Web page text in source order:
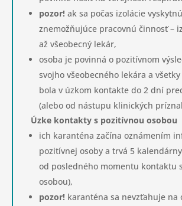
pozor! ak sa počas izolácie
znemožňujúce pracovnú činnosť –
až všeobecný lekár,
osoba je povinná o pozitívnom
svojho všeobecného lekára a
bola v úzkom kontakte do 2 dní
(alebo od nástupu klinických
Úzke kontakty s pozitívnou osobou
ich karanténa začína oznámením
pozitívnej osoby a trvá 5
od posledného momentu kontaktu
osobou),
pozor! karanténa sa nevzťahuje na